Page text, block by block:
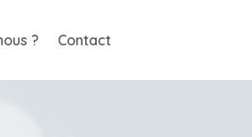
? Contact